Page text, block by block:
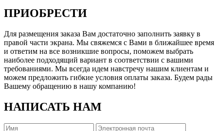
ПРИОБРЕСТИ
Для размещения заказа Вам достаточно заполнить заявку в
правой части экрана. Мы свяжемся с Вами в ближайшее время
и ответим на все возникшие вопросы, поможем выбрать
наиболее подходящий вариант в соответствии с вашими
требованиями. Мы всегда идем навстречу нашим клиентам и
можем предложить гибкие условия оплаты заказа. Будем рады
Вашему обращению в нашу компанию!
НАПИСАТЬ НАМ